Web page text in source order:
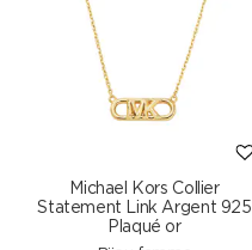
Michael Kors Collier
Statement Link Argent 925
Plaqué or